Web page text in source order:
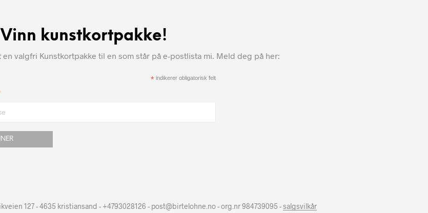
Vinn kunstkortpakke!
valgfri Kunstkortpakke til en som står på e-postlista mi. Meld deg på her:
*indikerer obligatorisk felt
127 - 4635 kristiansand - +4793028126 - post@birtelohne.no - org.nr 984739095 -salgsvilkår